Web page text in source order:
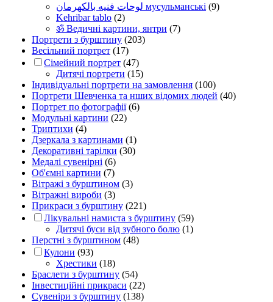
لوحات فنيه بالكهرمان мусульманські (9)
Kehribar tablo (2)
ॐ Ведичні картини, янтри (7)
Портрети з бурштину (203)
Весільний портрет (17)
Сімейний портрет (47)
Дитячі портрети (15)
Індивідуальні портрети на замовлення (100)
Портрети Шевченка та нших відомих людей (40)
Портрет по фотографії(6)
Модульні картини (22)
Триптихи (4)
Дзеркала з картинами (1)
Декоративні тарілки (30)
Медалі сувенірні (6)
Об'ємні картини (7)
Вітражі з бурштином (3)
Вітражні вироби (3)
Прикраси з бурштину (221)
Лікувальні намиста з бурштину (59)
Дитячі буси від зубного болю (1)
Перстні з бурштином (48)
Кулони (93)
Хрестики (18)
Браслети з бурштину (54)
Інвестиційні прикраси (22)
Сувеніри з бурштину (138)